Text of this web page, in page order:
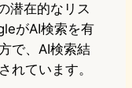
潜在的なリス
がAI検索を有
で、AI検索結
れています。